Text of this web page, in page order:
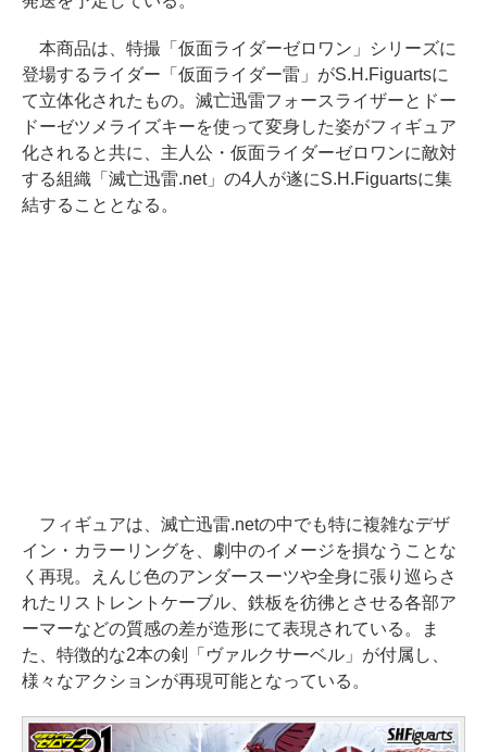
本商品は、特撮「仮面ライダーゼロワン」シリーズに
登場するライダー「仮面ライダー雷」がS.H.Figuartsに
て立体化されたもの。滅亡迅雷フォースライザーとドー
ドーゼツメライズキーを使って変身した姿がフィギュア
化されると共に、主人公・仮面ライダーゼロワンに敵対
する組織「滅亡迅雷.net」の4人が遂にS.H.Figuartsに集
結することとなる。
フィギュアは、滅亡迅雷.netの中でも特に複雑なデザ
イン・カラーリングを、劇中のイメージを損なうことな
く再現。えんじ色のアンダースーツや全身に張り巡らさ
れたリストレントケーブル、鉄板を彷彿とさせる各部ア
ーマーなどの質感の差が造形にて表現されている。ま
た、特徴的な2本の剣「ヴァルクサーベル」が付属し、
様々なアクションが再現可能となっている。